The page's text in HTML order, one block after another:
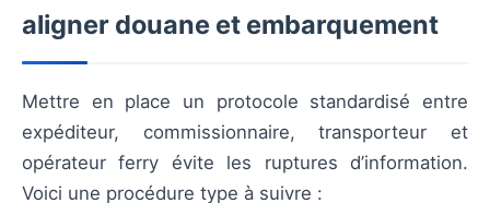
aligner douane et embarquement
Mettre en place un protocole standardisé entre
expéditeur, commissionnaire, transporteur et
opérateur ferry évite les ruptures d’information.
Voici une procédure type à suivre :